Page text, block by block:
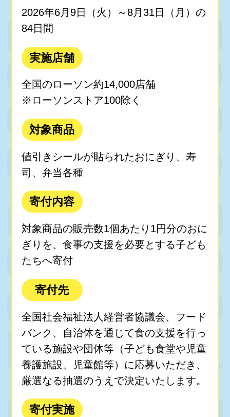
2026年6月9日（火）～8月31日（月）の
84日間
実施店舗
全国のローソン約14,000店舗
※ローソンストア100除く
対象商品
値引きシールが貼られたおにぎり、寿
司、弁当各種
寄付内容
対象商品の販売数1個あたり1円分のおに
ぎりを、食事の支援を必要とする子ども
たちへ寄付
寄付先
全国社会福祉法人経営者協議会、フード
バンク、自治体を通じて食の支援を行っ
ている施設や団体等（子ども食堂や児童
養護施設、児童館等）に応募いただき、
厳選なる抽選のうえで決定いたします。
寄付実施